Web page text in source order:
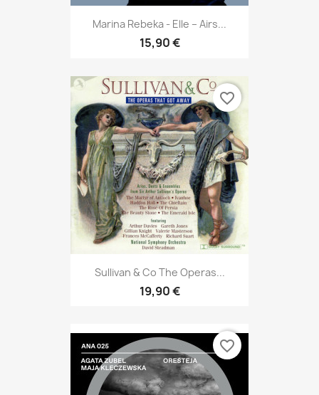
Marina Rebeka - Elle – Airs...
15,90 €
Sullivan & Co The Operas...
19,90 €
favorite_border
favorite_border